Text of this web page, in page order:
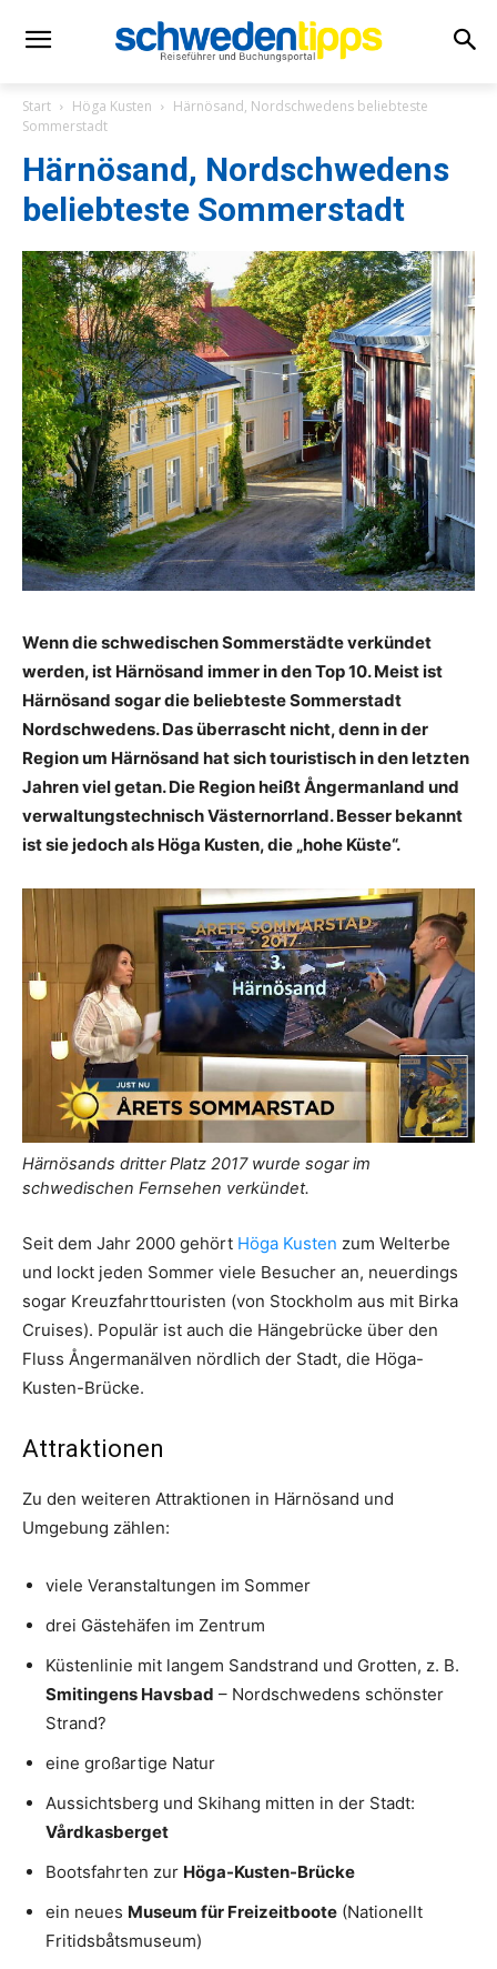
Start Höga Kusten
Härnösand, Nordschwedens beliebteste
Sommerstadt
Härnösand, Nordschwedens
beliebteste Sommerstadt
Wenn die schwedischen Sommerstädte verkündet
werden, ist Härnösand immer in den Top 10. Meist ist
Härnösand sogar die beliebteste Sommerstadt
Nordschwedens. Das überrascht nicht, denn in der
Region um Härnösand hat sich touristisch in den letzten
Jahren viel getan. Die Region heißt Ångermanland und
verwaltungstechnisch Västernorrland. Besser bekannt
ist sie jedoch als Höga Kusten, die „hohe Küste“.
Härnösands dritter Platz 2017 wurde sogar im
schwedischen Fernsehen verkündet.
Seit dem Jahr 2000 gehört Höga Kusten zum Welterbe
und lockt jeden Sommer viele Besucher an, neuerdings
sogar Kreuzfahrttouristen (von Stockholm aus mit Birka
Cruises). Populär ist auch die Hängebrücke über den
Fluss Ångermanälven nördlich der Stadt, die Höga-
Kusten-Brücke.
Attraktionen
Zu den weiteren Attraktionen in Härnösand und
Umgebung zählen:
viele Veranstaltungen im Sommer
drei Gästehäfen im Zentrum
Küstenlinie mit langem Sandstrand und Grotten, z. B.
Smitingens Havsbad – Nordschwedens schönster
Strand?
eine großartige Natur
Aussichtsberg und Skihang mitten in der Stadt:
Vårdkasberget
Bootsfahrten zur Höga-Kusten-Brücke
ein neues Museum für Freizeitboote (Nationellt
Fritidsbåtsmuseum)